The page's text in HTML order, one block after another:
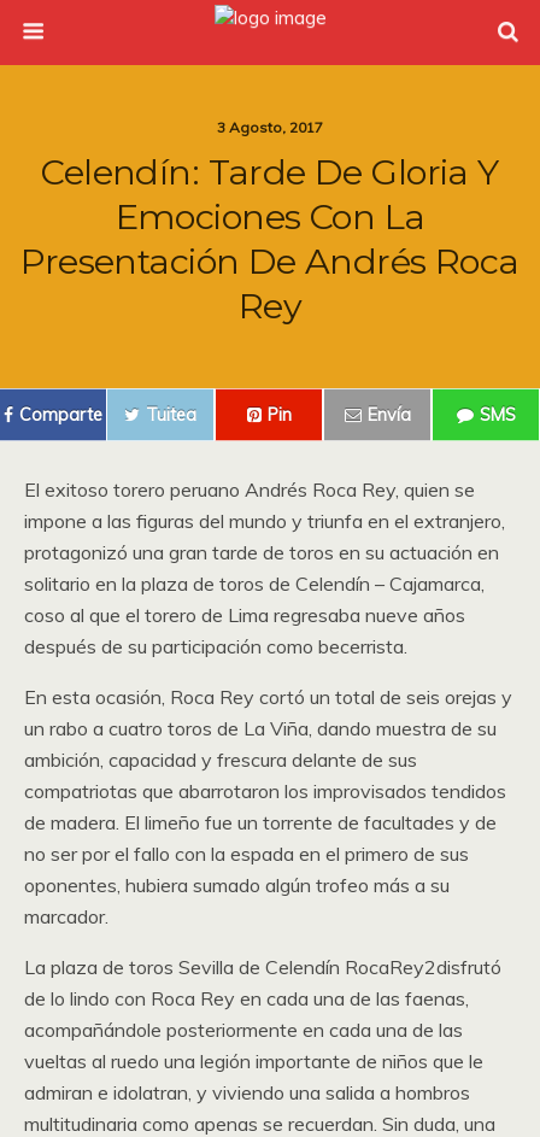
3 Agosto, 2017
Celendín: Tarde De Gloria Y
Emociones Con La
Presentación De Andrés Roca
Rey
Comparte Tuitea Pin Envía SMS
El exitoso torero peruano Andrés Roca Rey, quien se
impone a las figuras del mundo y triunfa en el extranjero,
protagonizó una gran tarde de toros en su actuación en
solitario en la plaza de toros de Celendín – Cajamarca,
coso al que el torero de Lima regresaba nueve años
después de su participación como becerrista.
En esta ocasión, Roca Rey cortó un total de seis orejas y
un rabo a cuatro toros de La Viña, dando muestra de su
ambición, capacidad y frescura delante de sus
compatriotas que abarrotaron los improvisados tendidos
de madera. El limeño fue un torrente de facultades y de
no ser por el fallo con la espada en el primero de sus
oponentes, hubiera sumado algún trofeo más a su
marcador.
La plaza de toros Sevilla de Celendín RocaRey2disfrutó
de lo lindo con Roca Rey en cada una de las faenas,
acompañándole posteriormente en cada una de las
vueltas al ruedo una legión importante de niños que le
admiran e idolatran, y viviendo una salida a hombros
multitudinaria como apenas se recuerdan. Sin duda, una